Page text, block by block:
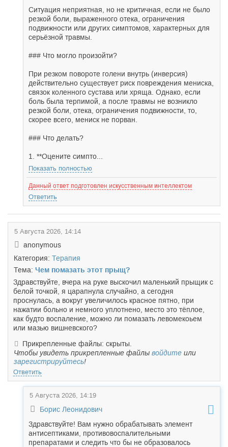
Ситуация неприятная, но не критичная, если не было
резкой боли, выраженного отека, ограничения
подвижности или других симптомов, характерных для
серьёзной травмы.
### Что могло произойти?
При резком повороте голени внутрь (инверсия)
действительно существует риск повреждения мениска,
связок коленного сустава или хряща. Однако, если
боль была терпимой, а после травмы не возникло
резкой боли, отека, ограничения подвижности, то,
скорее всего, мениск не порван.
### Что делать?
1. **Оцените симпто...
Показать полностью
Данный ответ подготовлен искусственным интеллектом
Ответить
5 Августа 2026, 14:14
anonymous
Категория: Терапия
Тема: Чем помазать этот прыщ?
Здравствуйте, вчера на руке выскочил маленький прыщик с
белой точкой, я царапнула случайно, а сегодня
проснулась, а вокруг увеличилось красное пятно, при
нажатии больно и немного уплотнено, место это тёплое,
как будто воспаление, можно ли помазать левомекоьем
или мазью вишневского?
Прикрепленные файлы: скрыты.
Чтобы увидеть прикрепленные файлы войдите или
зарегистрируйтесь!
Ответить
5 Августа 2026, 14:19
Борис Леонидович
Здравствуйте! Вам нужно обрабатывать элемент
антисептиками, противовоспалительными
препаратами и следить что бы не образовалось